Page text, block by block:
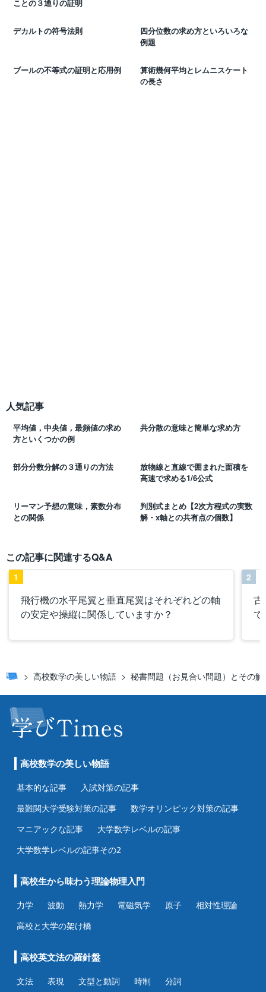
ことの３通りの証明
デカルトの符号法則
四分位数の求め方といろいろな
例題
ブールの不等式の証明と応用例
算術幾何平均とレムニスケート
の長さ
人気記事
平均値，中央値，最頻値の求め
方といくつかの例
共分散の意味と簡単な求め方
部分分数分解の３通りの方法
放物線と直線で囲まれた面積を
高速で求める1/6公式
リーマン予想の意味，素数分布
との関係
判別式まとめ【2次方程式の実数
解・x軸との共有点の個数】
この記事に関連するQ&A
飛行機の水平尾翼と垂直尾翼はそれぞれどの軸
の安定や操縦に関係していますか？
1
古
で
2
高校数学の美しい物語 秘書問題（お見合い問題）とその解
高校数学の美しい物語
基本的な記事
入試対策の記事
最難関大学受験対策の記事
数学オリンピック対策の記事
マニアックな記事
大学数学レベルの記事
大学数学レベルの記事その2
高校生から味わう理論物理入門
力学 波動 熱力学 電磁気学 原子
相対性理論
高校と大学の架け橋
高校英文法の羅針盤
文法 表現 文型と動詞 時制 分詞